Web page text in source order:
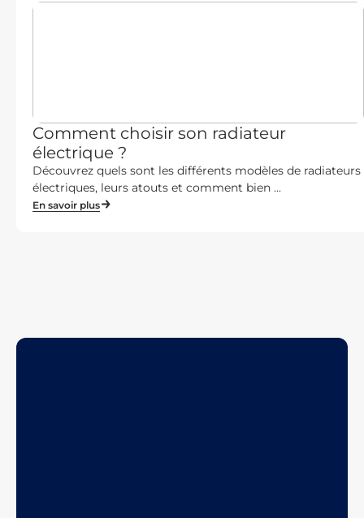
Comment choisir son radiateur
électrique ?
Découvrez quels sont les différents modèles de radiateurs
électriques, leurs atouts et comment bien ...
En savoir plus